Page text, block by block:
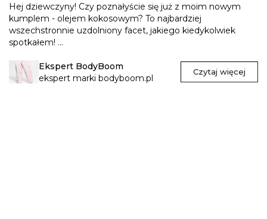
Hej dziewczyny! Czy poznałyście się już z moim nowym
kumplem - olejem kokosowym? To najbardziej
wszechstronnie uzdolniony facet, jakiego kiedykolwiek
spotkałem! ...
Ekspert BodyBoom
ekspert marki bodyboom.pl
Czytaj więcej